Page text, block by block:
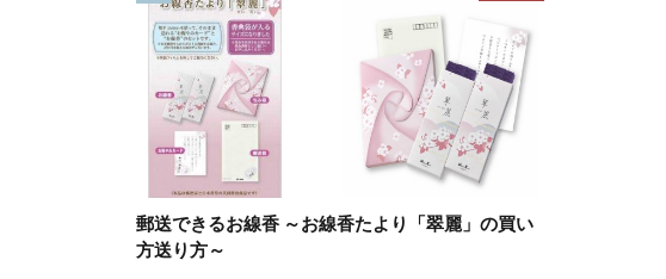
郵送できるお線香 ～お線香たより「翠麗」の買い
方送り方～